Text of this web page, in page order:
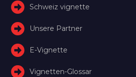
Schweiz vignette
Unsere Partner
E-Vignette
Vignetten-Glossar